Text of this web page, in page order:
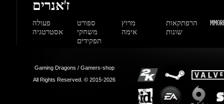
All Rights Reserved. © 2015-2026